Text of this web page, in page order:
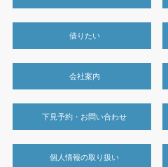
借りたい
会社案内
下見予約・お問い合わせ
個人情報の取り扱い